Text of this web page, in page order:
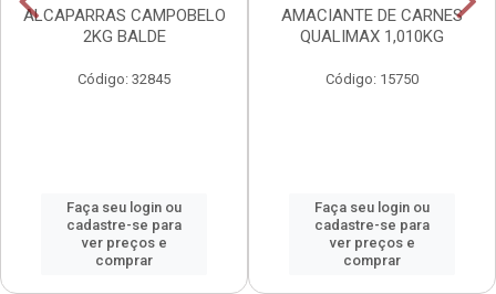
ALCAPARRAS CAMPOBELO
2KG BALDE
Código: 32845
Faça seu login ou
cadastre-se para
ver preços e
comprar
AMACIANTE DE CARNES
QUALIMAX 1,010KG
Código: 15750
Faça seu login ou
cadastre-se para
ver preços e
comprar